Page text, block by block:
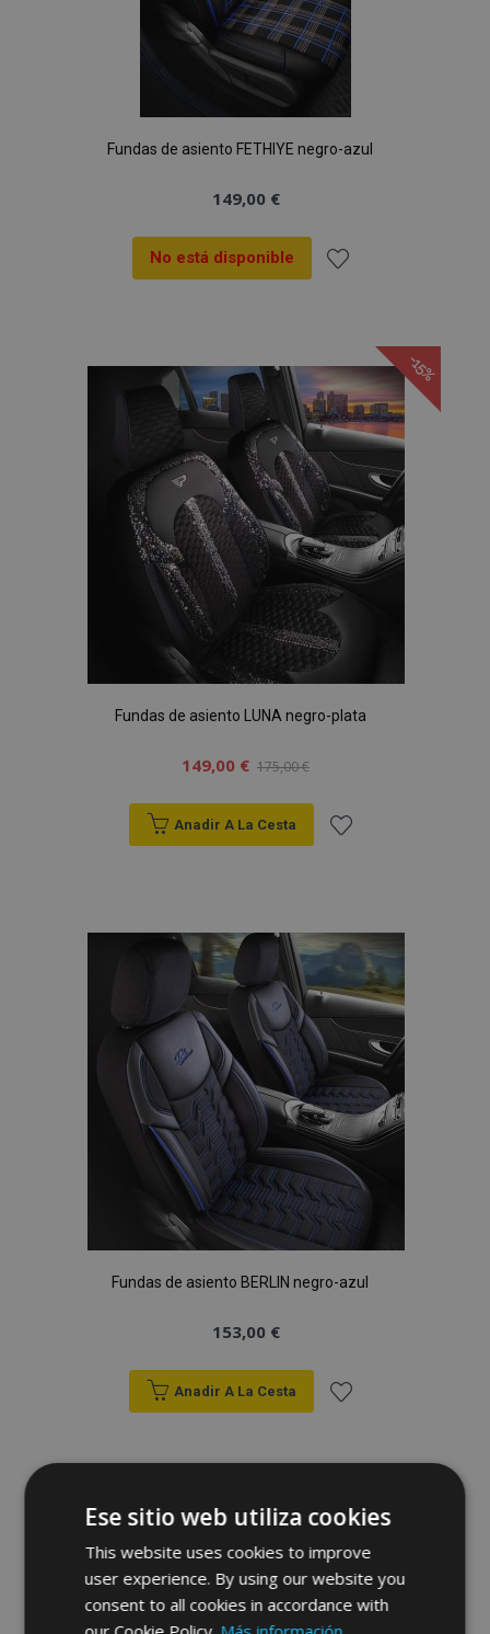
Fundas de asiento FETHIYE negro-azul
149,00 €
No está disponible
Lista
de
Deseos
-15%
Fundas de asiento LUNA negro-plata
149,00 € 175,00 €
Anadir A La Cesta
Lista
de
Deseos
Fundas de asiento BERLIN negro-azul
153,00 €
Anadir A La Cesta
Lista
de
Deseos
Ese sitio web utiliza cookies
This website uses cookies to improve
user experience. By using our website you
consent to all cookies in accordance with